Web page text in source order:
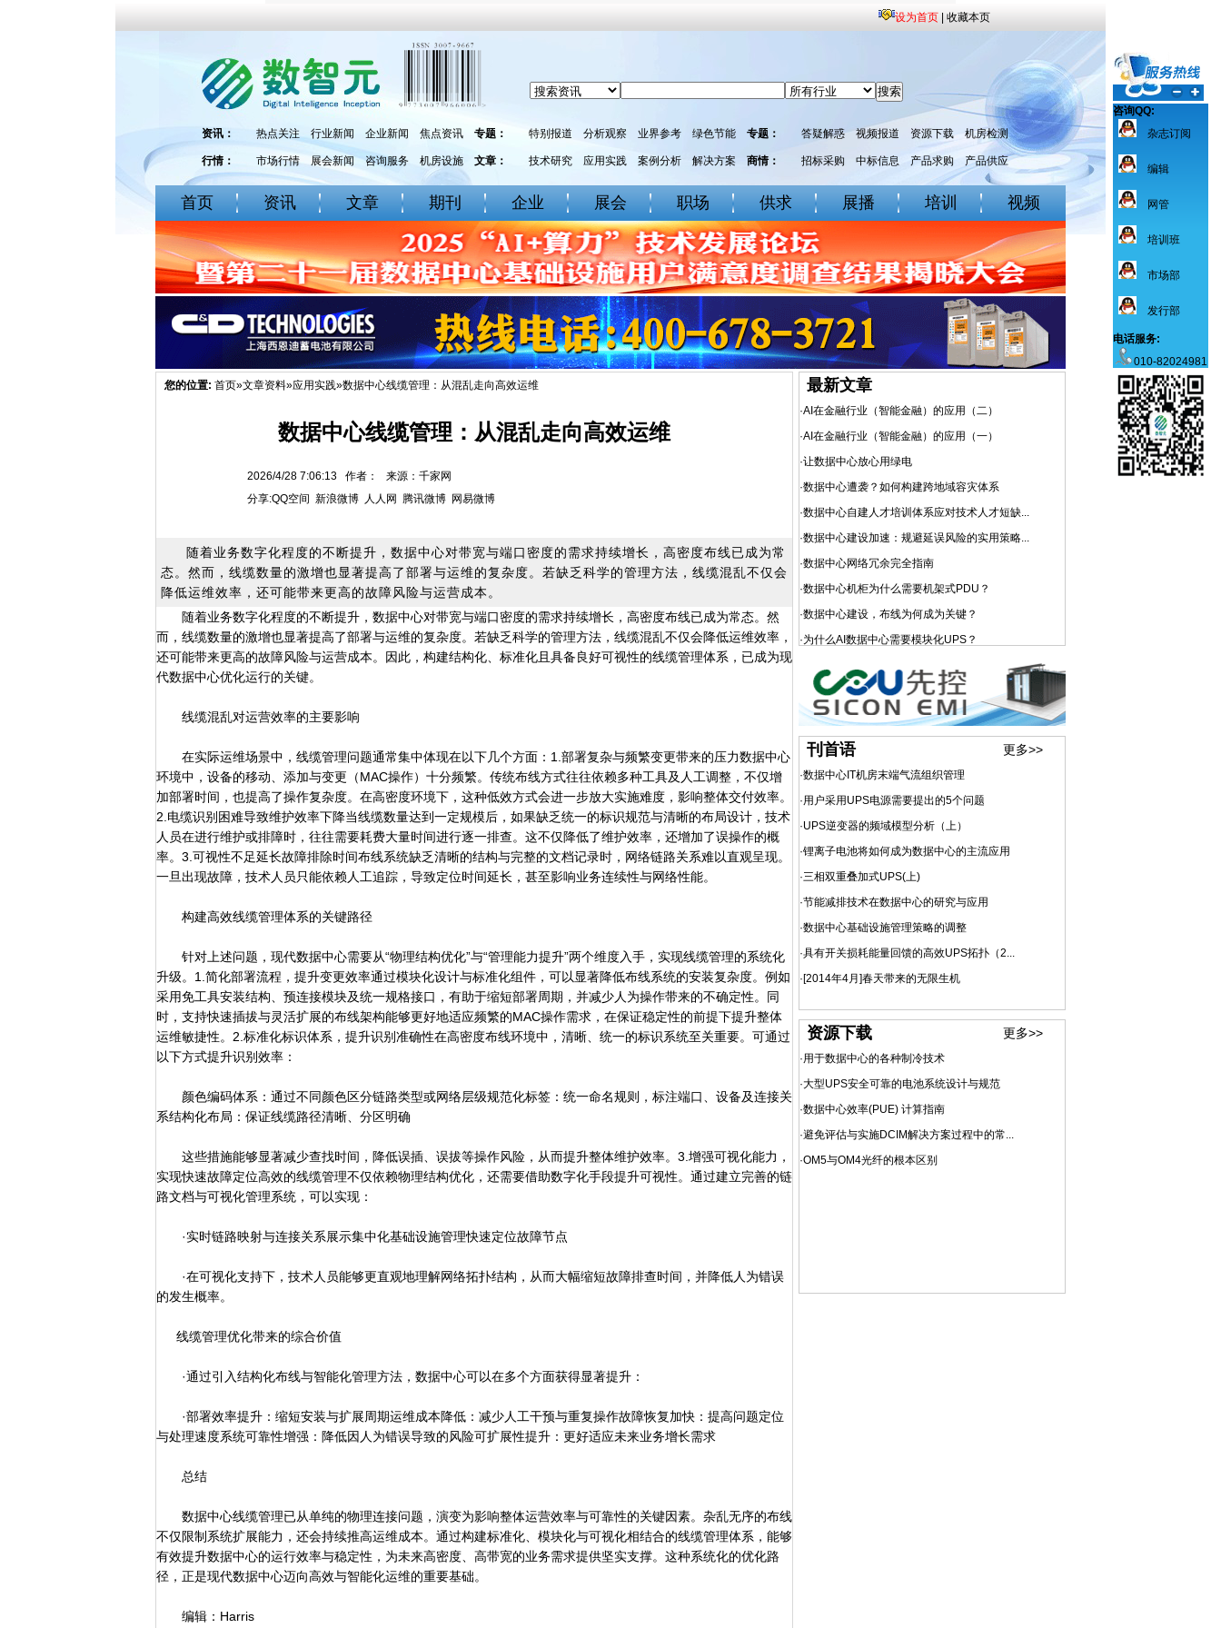
咨询QQ:
杂志订阅
编辑
网管
培训班
市场部
发行部
电话服务:
010-82024981
设为首页 收藏本页
资讯： 热点关注 行业新闻 企业新闻 焦点资讯 专题： 特别报道 分析观察 业界参考 绿色节能 专题： 答疑解惑 视频报道 资源下载 机房检测
行情： 市场行情 展会新闻 咨询服务 机房设施 文章： 技术研究 应用实践 案例分析 解决方案 商情： 招标采购 中标信息 产品求购 产品供应
首页 资讯 文章 期刊 企业 展会 职场 供求 展播 培训 视频
您的位置: 首页»文章资料»应用实践»数据中心线缆管理：从混乱走向高效运维
数据中心线缆管理：从混乱走向高效运维
2026/4/28 7:06:13 作者： 来源：千家网
分享:QQ空间 新浪微博 人人网 腾讯微博 网易微博
随着业务数字化程度的不断提升，数据中心对带宽与端口密度的需求持续增长，高密度布线已成为常
态。然而，线缆数量的激增也显著提高了部署与运维的复杂度。若缺乏科学的管理方法，线缆混乱不仅会
降低运维效率，还可能带来更高的故障风险与运营成本。
随着业务数字化程度的不断提升，数据中心对带宽与端口密度的需求持续增长，高密度布线已成为常态。然
而，线缆数量的激增也显著提高了部署与运维的复杂度。若缺乏科学的管理方法，线缆混乱不仅会降低运维效率，
还可能带来更高的故障风险与运营成本。因此，构建结构化、标准化且具备良好可视性的线缆管理体系，已成为现
代数据中心优化运行的关键。
线缆混乱对运营效率的主要影响
在实际运维场景中，线缆管理问题通常集中体现在以下几个方面：1.部署复杂与频繁变更带来的压力数据中心
环境中，设备的移动、添加与变更（MAC操作）十分频繁。传统布线方式往往依赖多种工具及人工调整，不仅增
加部署时间，也提高了操作复杂度。在高密度环境下，这种低效方式会进一步放大实施难度，影响整体交付效率。
2.电缆识别困难导致维护效率下降当线缆数量达到一定规模后，如果缺乏统一的标识规范与清晰的布局设计，技术
人员在进行维护或排障时，往往需要耗费大量时间进行逐一排查。这不仅降低了维护效率，还增加了误操作的概
率。3.可视性不足延长故障排除时间布线系统缺乏清晰的结构与完整的文档记录时，网络链路关系难以直观呈现。
一旦出现故障，技术人员只能依赖人工追踪，导致定位时间延长，甚至影响业务连续性与网络性能。
构建高效线缆管理体系的关键路径
针对上述问题，现代数据中心需要从“物理结构优化”与“管理能力提升”两个维度入手，实现线缆管理的系统化
升级。1.简化部署流程，提升变更效率通过模块化设计与标准化组件，可以显著降低布线系统的安装复杂度。例如
采用免工具安装结构、预连接模块及统一规格接口，有助于缩短部署周期，并减少人为操作带来的不确定性。同
时，支持快速插拔与灵活扩展的布线架构能够更好地适应频繁的MAC操作需求，在保证稳定性的前提下提升整体
运维敏捷性。2.标准化标识体系，提升识别准确性在高密度布线环境中，清晰、统一的标识系统至关重要。可通过
以下方式提升识别效率：
颜色编码体系：通过不同颜色区分链路类型或网络层级规范化标签：统一命名规则，标注端口、设备及连接关
系结构化布局：保证线缆路径清晰、分区明确
这些措施能够显著减少查找时间，降低误插、误拔等操作风险，从而提升整体维护效率。3.增强可视化能力，
实现快速故障定位高效的线缆管理不仅依赖物理结构优化，还需要借助数字化手段提升可视性。通过建立完善的链
路文档与可视化管理系统，可以实现：
·实时链路映射与连接关系展示集中化基础设施管理快速定位故障节点
·在可视化支持下，技术人员能够更直观地理解网络拓扑结构，从而大幅缩短故障排查时间，并降低人为错误
的发生概率。
线缆管理优化带来的综合价值
·通过引入结构化布线与智能化管理方法，数据中心可以在多个方面获得显著提升：
·部署效率提升：缩短安装与扩展周期运维成本降低：减少人工干预与重复操作故障恢复加快：提高问题定位
与处理速度系统可靠性增强：降低因人为错误导致的风险可扩展性提升：更好适应未来业务增长需求
总结
数据中心线缆管理已从单纯的物理连接问题，演变为影响整体运营效率与可靠性的关键因素。杂乱无序的布线
不仅限制系统扩展能力，还会持续推高运维成本。通过构建标准化、模块化与可视化相结合的线缆管理体系，能够
有效提升数据中心的运行效率与稳定性，为未来高密度、高带宽的业务需求提供坚实支撑。这种系统化的优化路
径，正是现代数据中心迈向高效与智能化运维的重要基础。
编辑：Harris
最新文章
·AI在金融行业（智能金融）的应用（二）
·AI在金融行业（智能金融）的应用（一）
·让数据中心放心用绿电
·数据中心遭袭？如何构建跨地域容灾体系
·数据中心自建人才培训体系应对技术人才短缺...
·数据中心建设加速：规避延误风险的实用策略...
·数据中心网络冗余完全指南
·数据中心机柜为什么需要机架式PDU？
·数据中心建设，布线为何成为关键？
·为什么AI数据中心需要模块化UPS？
刊首语 更多>>
·数据中心IT机房末端气流组织管理
·用户采用UPS电源需要提出的5个问题
·UPS逆变器的频域模型分析（上）
·锂离子电池将如何成为数据中心的主流应用
·三相双重叠加式UPS(上)
·节能减排技术在数据中心的研究与应用
·数据中心基础设施管理策略的调整
·具有开关损耗能量回馈的高效UPS拓扑（2...
·[2014年4月]春天带来的无限生机
资源下载 更多>>
·用于数据中心的各种制冷技术
·大型UPS安全可靠的电池系统设计与规范
·数据中心效率(PUE) 计算指南
·避免评估与实施DCIM解决方案过程中的常...
·OM5与OM4光纤的根本区别